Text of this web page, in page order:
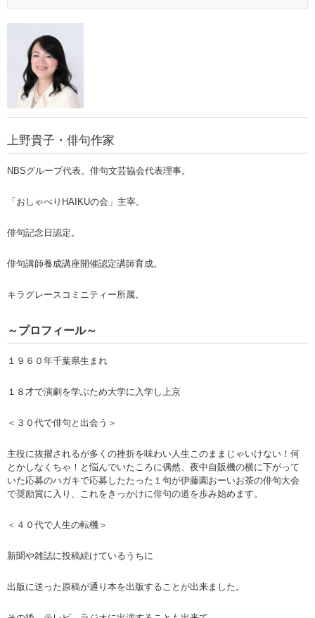
上野貴子・俳句作家
NBSグループ代表。俳句文芸協会代表理事。
「おしゃべりHAIKUの会」主宰。
俳句記念日認定。
俳句講師養成講座開催認定講師育成。
キラグレースコミニティー所属。
～プロフィール～
１９６０年千葉県生まれ
１８才で演劇を学ぶため大学に入学し上京
＜３０代で俳句と出会う＞
主役に抜擢されるが多くの挫折を味わい人生このままじゃいけない！何
とかしなくちゃ！と悩んでいたころに偶然、夜中自販機の横に下がって
いた応募のハガキで応募したたった１句が伊藤園おーいお茶の俳句大会
で奨励賞に入り、これをきっかけに俳句の道を歩み始めます。
＜４０代で人生の転機＞
新聞や雑誌に投稿続けているうちに
出版に送った原稿が通り本を出版することが出来ました。